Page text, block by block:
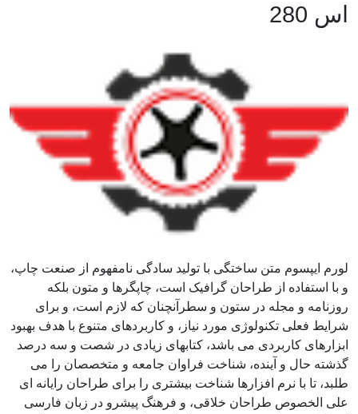
اس 280
لورم ایپسوم متن ساختگی با تولید سادگی نامفهوم از صنعت چاپ،
و با استفاده از طراحان گرافیک است، چاپگرها و متون بلکه
روزنامه و مجله در ستون و سطرآنچنان که لازم است، و برای
شرایط فعلی تکنولوژی مورد نیاز، و کاربردهای متنوع با هدف بهبود
ابزارهای کاربردی می باشد، کتابهای زیادی در شصت و سه درصد
گذشته حال و آینده، شناخت فراوان جامعه و متخصصان را می
طلبد، تا با نرم افزارها شناخت بیشتری را برای طراحان رایانه ای
علی الخصوص طراحان خلاقی، و فرهنگ پیشرو در زبان فارسی